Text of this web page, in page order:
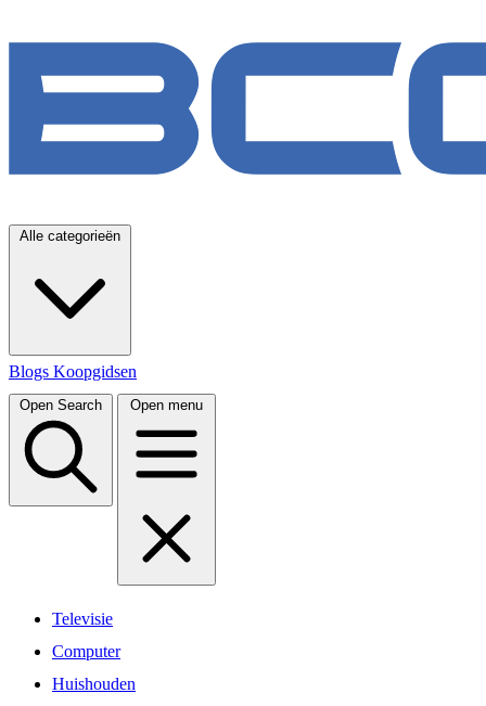
Alle categorieën
Blogs Koopgidsen
Open Search Open menu
Televisie
Computer
Huishouden